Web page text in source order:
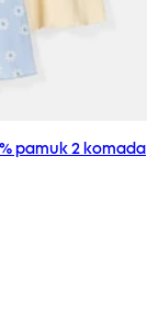
pamuk 2 komada